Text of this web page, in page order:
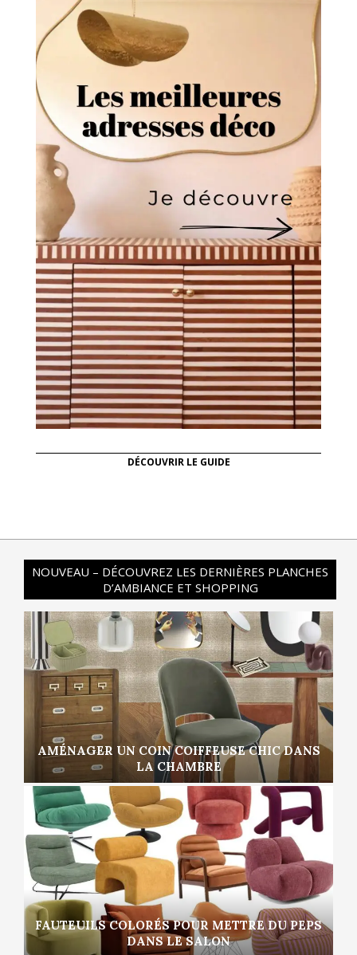
DÉCOUVRIR LE GUIDE
NOUVEAU – DÉCOUVREZ LES DERNIÈRES PLANCHES
D’AMBIANCE ET SHOPPING
AMÉNAGER UN COIN COIFFEUSE CHIC DANS
LA CHAMBRE
FAUTEUILS COLORÉS POUR METTRE DU PEPS
DANS LE SALON